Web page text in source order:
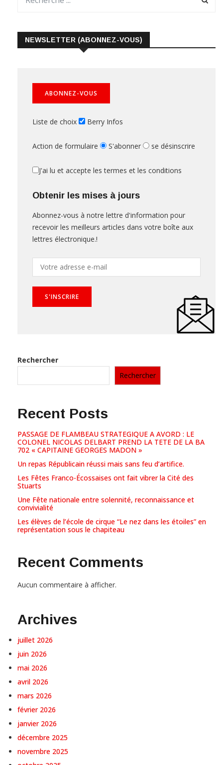
NEWSLETTER (ABONNEZ-VOUS)
Liste de choix Berry Infos
Action de formulaire S'abonner se désinscrire
J'ai lu et accepte les termes et les conditions
Obtenir les mises à jours
Abonnez-vous à notre lettre d'information pour
recevoir les meilleurs articles dans votre boîte aux
lettres électronique.!
Rechercher
Rechercher
Recent Posts
PASSAGE DE FLAMBEAU STRATEGIQUE A AVORD : LE
COLONEL NICOLAS DELBART PREND LA TETE DE LA BA
702 « CAPITAINE GEORGES MADON »
Un repas Républicain réussi mais sans feu d’artifice.
Les Fêtes Franco-Écossaises ont fait vibrer la Cité des
Stuarts
Une Fête nationale entre solennité, reconnaissance et
convivialité
Les élèves de l’école de cirque “Le nez dans les étoiles” en
représentation sous le chapiteau
Recent Comments
Aucun commentaire à afficher.
Archives
juillet 2026
juin 2026
mai 2026
avril 2026
mars 2026
février 2026
janvier 2026
décembre 2025
novembre 2025